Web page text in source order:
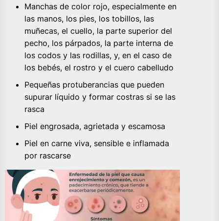
Manchas de color rojo, especialmente en
las manos, los pies, los tobillos, las
muñecas, el cuello, la parte superior del
pecho, los párpados, la parte interna de
los codos y las rodillas, y, en el caso de
los bebés, el rostro y el cuero cabelludo
Pequeñas protuberancias que pueden
supurar líquido y formar costras si se las
rasca
Piel engrosada, agrietada y escamosa
Piel en carne viva, sensible e inflamada
por rascarse